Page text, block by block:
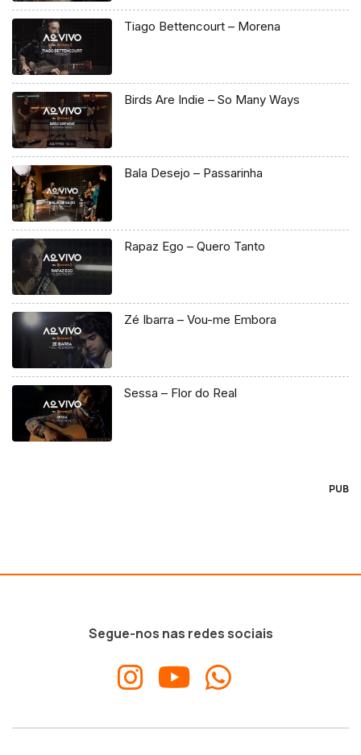
Tiago Bettencourt – Morena
Birds Are Indie – So Many Ways
Bala Desejo – Passarinha
Rapaz Ego – Quero Tanto
Zé Ibarra – Vou-me Embora
Sessa – Flor do Real
PUB
Segue-nos nas redes sociais